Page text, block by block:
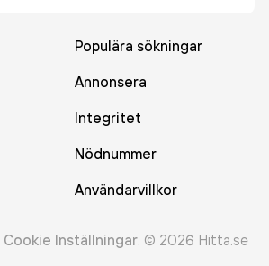
Populära sökningar
Annonsera
Integritet
Nödnummer
Användarvillkor
Cookie Inställningar. © 2026 Hitta.se